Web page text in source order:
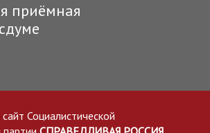
приёмная
Социалистической